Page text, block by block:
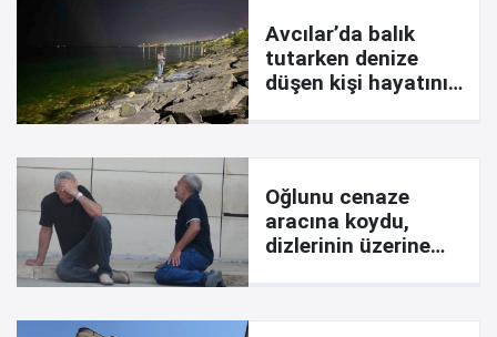
Avcılar’da balık
tutarken denize
düşen kişi hayatını
Oğlunu cenaze
aracına koydu,
dizlerinin üzerine